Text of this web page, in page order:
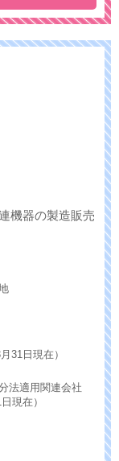
機器の製造販売
31日現在）
法適用関連会社
現在）